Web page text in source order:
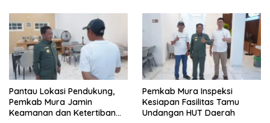
Pantau Lokasi Pendukung,
Pemkab Mura Jamin
Keamanan dan Ketertiban
Pemkab Mura Inspeksi
Kesiapan Fasilitas Tamu
Undangan HUT Daerah